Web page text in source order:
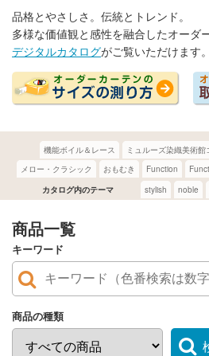
品格とやさしさ。伝統とトレンド。
多様な価値観と感性を融合したオーダ
デジタルカタログがご覧いただけます
カタログ内のテーマ stylish noble
メロー・クラシック おもむき Function
機能ボイル＆レース ミュルーズ染織美術館
商品一覧
キーワード
商品の種類